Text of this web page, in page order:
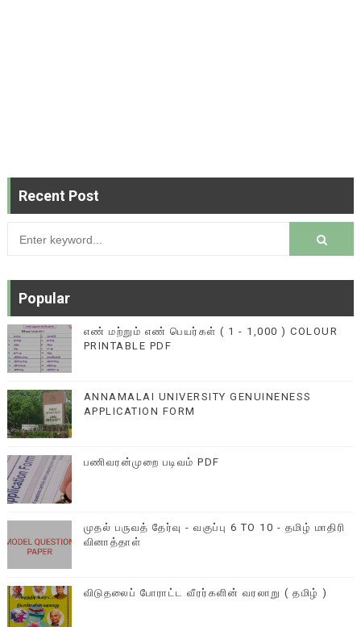
Recent Post
Popular
எண் மற்றும் எண் பெயர்கள் ( 1 - 1,000 ) COLOUR
PRINTABLE PDF
ANNAMALAI UNIVERSITY GENUINENESS
APPLICATION FORM
பணிவரன்முறை படிவம் PDF
முதல் பருவத் தேர்வு - வகுப்பு 6 TO 10 - தமிழ் மாதிரி
வினாத்தாள்
விடுதலைப் போராட்ட வீரர்களின் வரலாறு ( தமிழ் )